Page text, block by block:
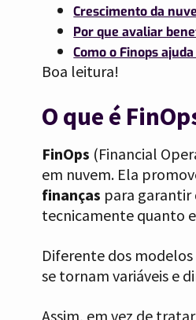
Crescimento da
Por que avaliar
Como o Finops
Boa leitura!
O que é
FinOps (Financial
em nuvem. Ela
finanças para garantir
tecnicamente quanto
Diferente dos modelos
se tornam variáveis e
Assim, em vez de